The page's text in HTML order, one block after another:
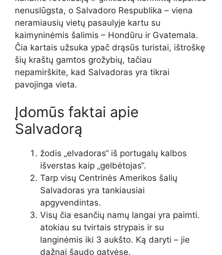
nenuslūgsta, o Salvadoro Respublika – viena
neramiausių vietų pasaulyje kartu su
kaimyninėmis šalimis – Hondūru ir Gvatemala.
Čia kartais užsuka ypač drąsūs turistai, ištroškę
šių kraštų gamtos grožybių, tačiau
nepamirškite, kad Salvadoras yra tikrai
pavojinga vieta.
Įdomūs faktai apie
Salvadorą
žodis „elvadoras“ iš portugalų kalbos
išverstas kaip „gelbėtojas“.
Tarp visų Centrinės Amerikos šalių
Salvadoras yra tankiausiai
apgyvendintas.
Visų čia esančių namų langai yra paimti.
atokiau su tvirtais strypais ir su
langinėmis iki 3 aukšto. Ką daryti – jie
dažnai šaudo gatvėse.